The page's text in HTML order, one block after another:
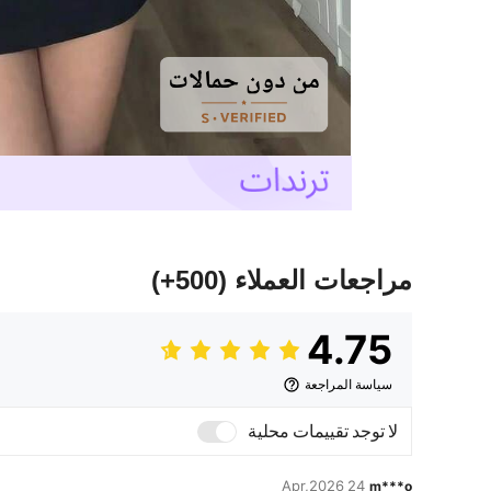
مراجعات العملاء (500+)
4.75
سياسة المراجعة
لا توجد تقييمات محلية
m***o
24 Apr,2026